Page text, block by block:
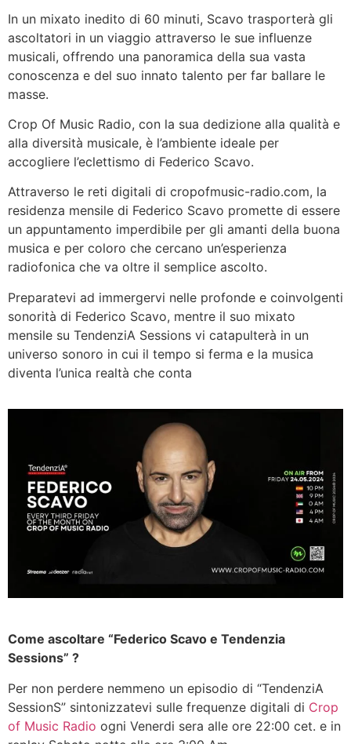
In un mixato inedito di 60 minuti, Scavo trasporterà gli
ascoltatori in un viaggio attraverso le sue influenze
musicali, offrendo una panoramica della sua vasta
conoscenza e del suo innato talento per far ballare le
masse.
Crop Of Music Radio, con la sua dedizione alla qualità e
alla diversità musicale, è l’ambiente ideale per
accogliere l’eclettismo di Federico Scavo.
Attraverso le reti digitali di cropofmusic-radio.com, la
residenza mensile di Federico Scavo promette di essere
un appuntamento imperdibile per gli amanti della buona
musica e per coloro che cercano un’esperienza
radiofonica che va oltre il semplice ascolto.
Preparatevi ad immergervi nelle profonde e coinvolgenti
sonorità di Federico Scavo, mentre il suo mixato
mensile su TendenziA Sessions vi catapulterà in un
universo sonoro in cui il tempo si ferma e la musica
diventa l’unica realtà che conta
Come ascoltare “Federico Scavo e Tendenzia
Sessions” ?
Per non perdere nemmeno un episodio di “TendenziA
SessionS” sintonizzatevi sulle frequenze digitali di Crop
of Music Radio ogni Venerdi sera alle ore 22:00 cet. e in